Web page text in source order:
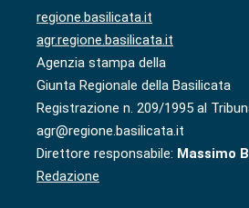
regione.basilicata.it
agr.regione.basilicata.it
Agenzia stampa della
Giunta Regionale della Basilicata
Registrazione n. 209/1995 al
agr@regione.basilicata.it
Direttore responsabile: Massimo
Redazione